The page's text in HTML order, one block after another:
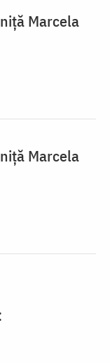
Marcela
Marcela